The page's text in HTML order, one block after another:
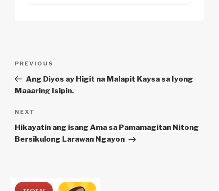
Previous
Post
PREVIOUS
Ang Diyos ay Higit na Malapit Kaysa sa Iyong
Maaaring Isipin.
Next
Post
NEXT
Hikayatin ang isang Ama sa Pamamagitan Nitong
Bersikulong Larawan Ngayon